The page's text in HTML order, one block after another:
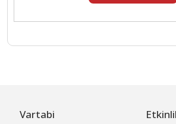
Vartabi